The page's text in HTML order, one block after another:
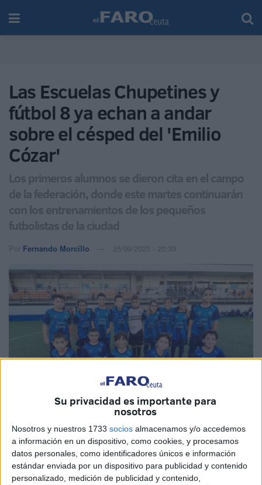
Su privacidad es importante para
nosotros
Nosotros y nuestros 1733 socios almacenamos y/o accedemos
a información en un dispositivo, como cookies, y procesamos
datos personales, como identificadores únicos e información
estándar enviada por un dispositivo para publicidad y contenido
personalizado, medición de publicidad y contenido,
Las Escuelas Chupetines y
fútbol 8 ya echan a andar
sobre el césped del 'Emilio
Cózar'
Los primeros alumnos se dieron cita en el campo
de la federación, donde este martes continuarán
con los entrenamientos de los pequeños
futbolistas de la ciudad
Por Fernando Morcillo 25/09/2023 - 20:39
Imágenes cedidas